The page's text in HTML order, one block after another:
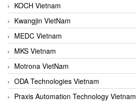
KOCH Vietnam
Kwangjin VietNam
MEDC Vietnam
MKS Vietnam
Motrona VietNam
ODA Technologies Vietnam
Praxis Automation Technology Vietnam